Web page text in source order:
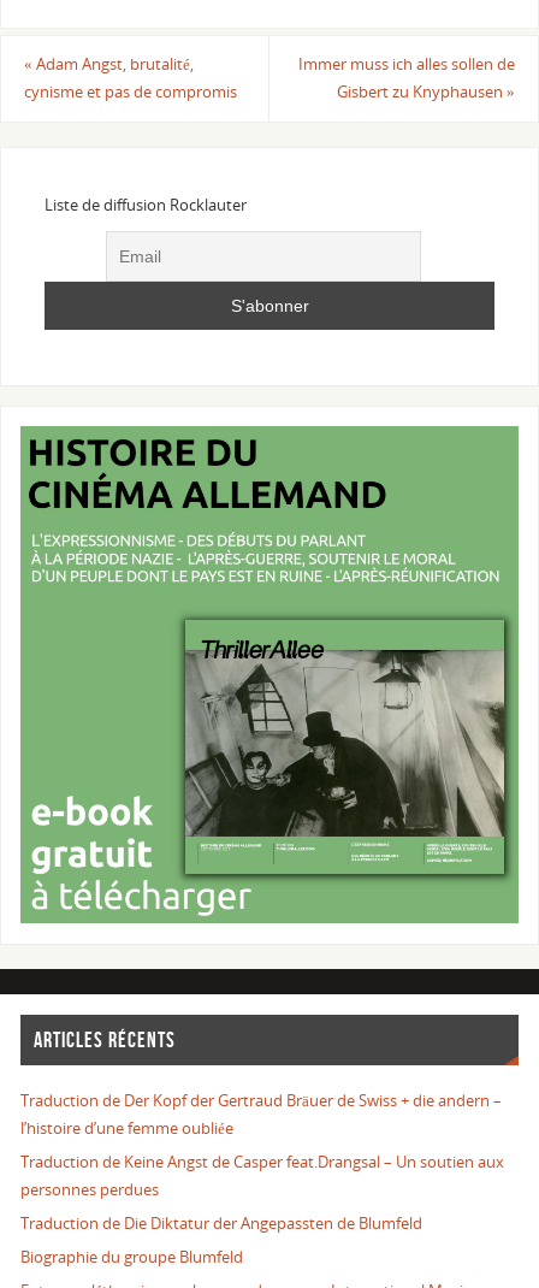
« Adam Angst, brutalité,
cynisme et pas de compromis
Immer muss ich alles sollen de
Gisbert zu Knyphausen»
Liste de diffusion Rocklauter
ARTICLES RÉCENTS
Traduction de Der Kopf der Gertraud Bräuer de Swiss + die andern –
l’histoire d’une femme oubliée
Traduction de Keine Angst de Casper feat.Drangsal – Un soutien aux
personnes perdues
Traduction de Die Diktatur der Angepassten de Blumfeld
Biographie du groupe Blumfeld